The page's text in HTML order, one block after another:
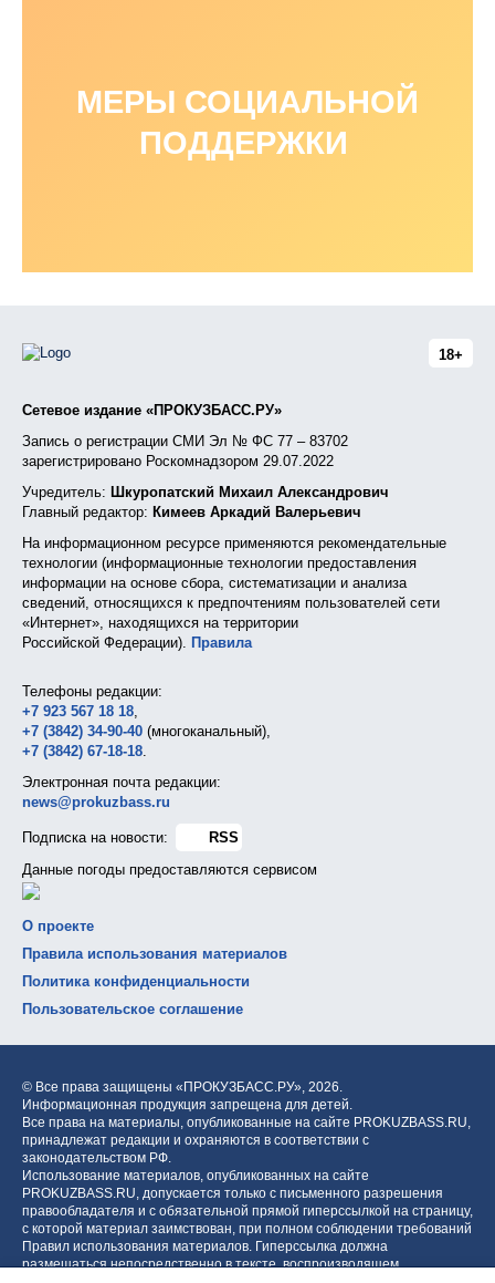
МЕРЫ СОЦИАЛЬНОЙ
ПОДДЕРЖКИ
18+
Сетевое издание «ПРОКУЗБАСС.РУ»
Запись о регистрации СМИ Эл № ФС 77 – 83702
зарегистрировано Роскомнадзором 29.07.2022
Учредитель: Шкуропатский Михаил Александрович
Главный редактор: Кимеев Аркадий Валерьевич
На информационном ресурсе применяются рекомендательные
технологии (информационные технологии предоставления
информации на основе сбора, систематизации и анализа
сведений, относящихся к предпочтениям пользователей сети
«Интернет», находящихся на территории
Российской Федерации). Правила
Телефоны редакции:
+7 923 567 18 18,
+7 (3842) 34-90-40 (многоканальный),
+7 (3842) 67-18-18.
Электронная почта редакции:
news@prokuzbass.ru
Подписка на новости:
RSS
Данные погоды предоставляются сервисом
О проекте
Правила использования материалов
Политика конфиденциальности
Пользовательское соглашение
© Все права защищены «ПРОКУЗБАСС.РУ», 2026.
Информационная продукция запрещена для детей.
Все права на материалы, опубликованные на сайте PROKUZBASS.RU,
принадлежат редакции и охраняются в соответствии с
законодательством РФ.
Использование материалов, опубликованных на сайте
PROKUZBASS.RU, допускается только с письменного разрешения
правообладателя и с обязательной прямой гиперссылкой на страницу,
с которой материал заимствован, при полном соблюдении требований
Правил использования материалов. Гиперссылка должна
размещаться непосредственно в тексте, воспроизводящем